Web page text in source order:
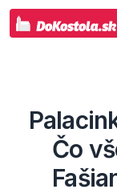
Čo